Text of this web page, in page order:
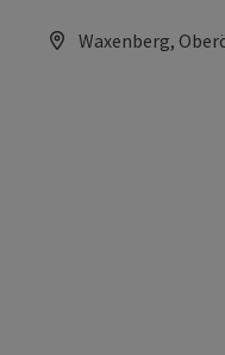
Waxenberg,